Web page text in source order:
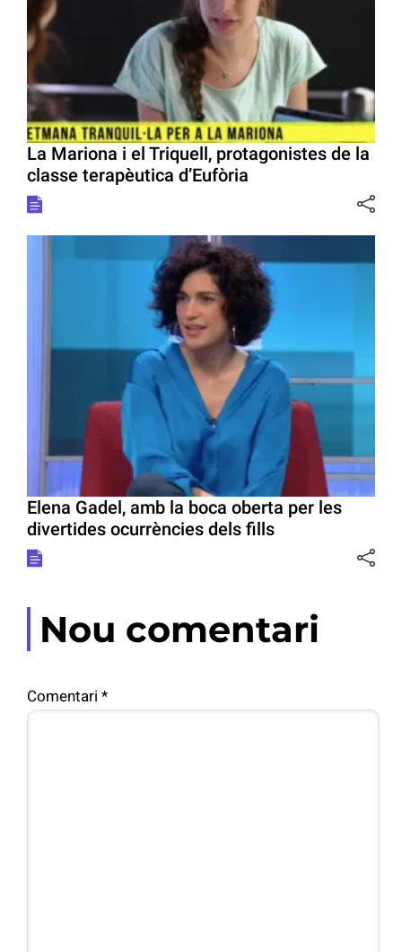
La Mariona i el Triquell, protagonistes de la
classe terapèutica d’Eufòria
Elena Gadel, amb la boca oberta per les
divertides ocurrències dels fills
Nou comentari
Comentari *